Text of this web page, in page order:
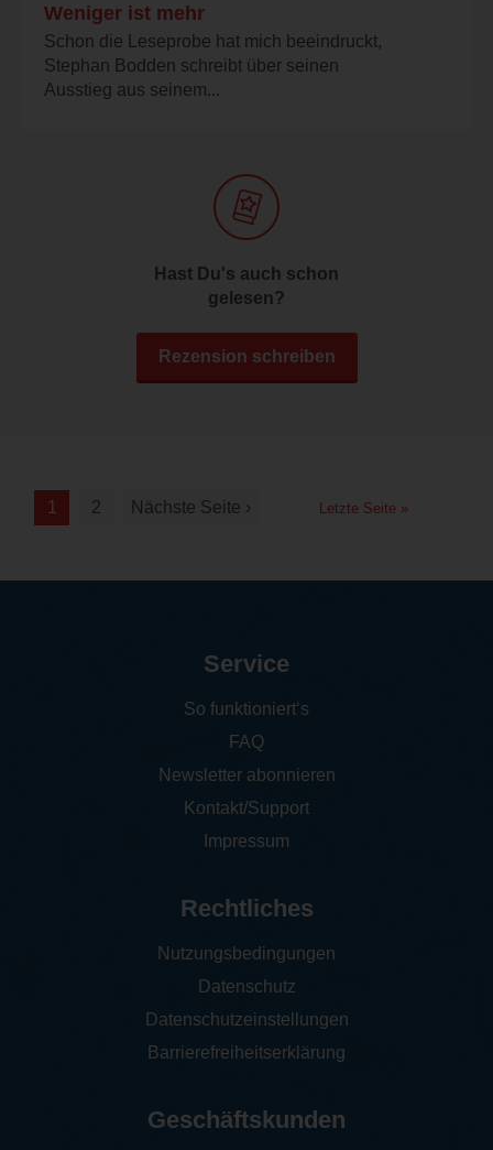
Weniger ist mehr
Schon die Leseprobe hat mich beeindruckt,
Stephan Bodden schreibt über seinen
Ausstieg aus seinem...
Hast Du's auch schon
gelesen?
Rezension schreiben
1 2 Nächste Seite › Letzte Seite »
Service
So funktioniert‘s
FAQ
Newsletter abonnieren
Kontakt/Support
Impressum
Rechtliches
Nutzungsbedingungen
Datenschutz
Datenschutzeinstellungen
Barrierefreiheitserklärung
Geschäftskunden